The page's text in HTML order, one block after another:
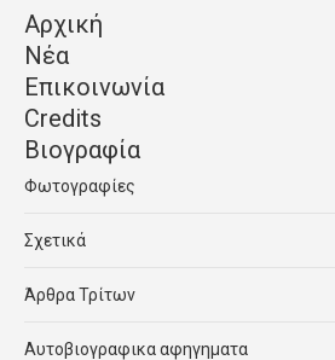
Αρχική
Νέα
Επικοινωνία
Credits
Βιογραφία
Φωτογραφίες
Σχετικά
Άρθρα Τρίτων
Αυτοβιογραφικα αφηγηματα